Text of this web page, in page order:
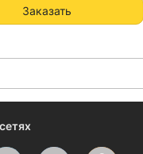
Заказать